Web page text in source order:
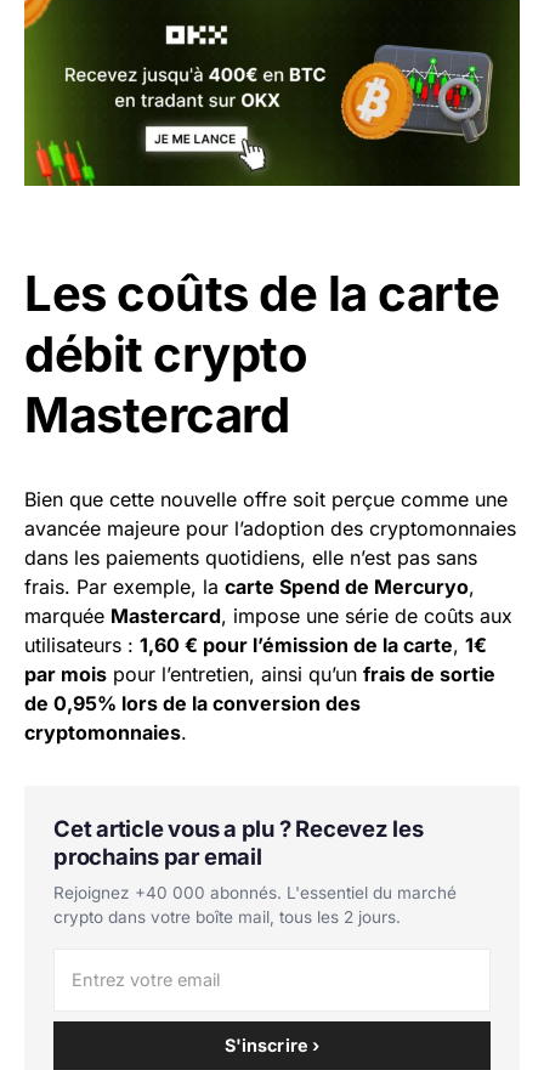
Les coûts de la carte
débit crypto
Mastercard
Bien que cette nouvelle offre soit perçue comme une
avancée majeure pour l’adoption des cryptomonnaies
dans les paiements quotidiens, elle n’est pas sans
frais. Par exemple, la carte Spend de Mercuryo,
marquée Mastercard, impose une série de coûts aux
utilisateurs : 1,60 € pour l’émission de la carte, 1€
par mois pour l’entretien, ainsi qu’un frais de sortie
de 0,95% lors de la conversion des
cryptomonnaies.
Cet article vous a plu ? Recevez les
prochains par email
Rejoignez +40 000 abonnés. L'essentiel du marché
crypto dans votre boîte mail, tous les 2 jours.
S'inscrire ›